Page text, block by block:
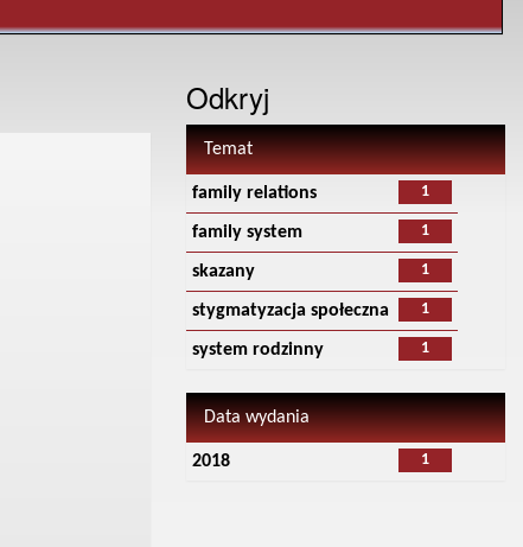
Odkryj
Temat
1
family relations
1
family system
1
skazany
1
stygmatyzacja społeczna
1
system rodzinny
Data wydania
1
2018